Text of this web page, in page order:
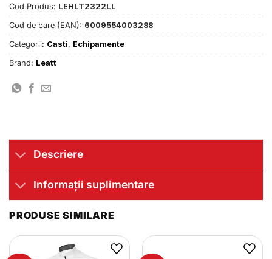
Cod Produs: LEHLT2322LL
Cod de bare (EAN): 6009554003288
Categorii: Casti, Echipamente
Brand: Leatt
Descriere
Informații suplimentare
PRODUSE SIMILARE